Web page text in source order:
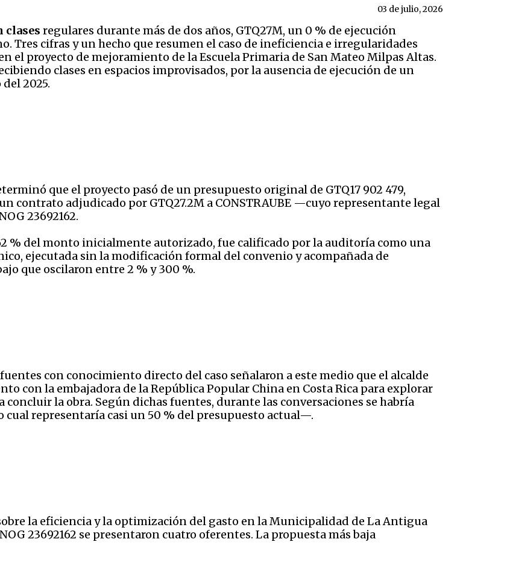
03 de julio, 2026
clases regulares durante más de dos años, GTQ27M, un 0 % de ejecución
Tres cifras y un hecho que resumen el caso de ineficiencia e irregularidades
el proyecto de mejoramiento de la Escuela Primaria de San Mateo Milpas Altas.
clases en espacios improvisados, por la ausencia de ejecución de un
2025.
que el proyecto pasó de un presupuesto original de GTQ17 902 479,
contrato adjudicado por GTQ27.2M a CONSTRAUBE —cuyo representante legal
23692162.
% del monto inicialmente autorizado, fue calificado por la auditoría como una
ejecutada sin la modificación formal del convenio y acompañada de
que oscilaron entre 2 % y 300 %.
con conocimiento directo del caso señalaron a este medio que el alcalde
con la embajadora de la República Popular China en Costa Rica para explorar
la obra. Según dichas fuentes, durante las conversaciones se habría
cual representaría casi un 50 % del presupuesto actual—.
la eficiencia y la optimización del gasto en la Municipalidad de La Antigua
23692162 se presentaron cuatro oferentes. La propuesta más baja